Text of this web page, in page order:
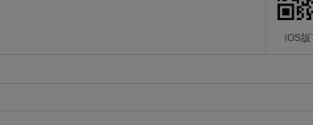
iOS版